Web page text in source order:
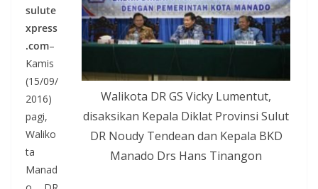
Walikota DR GS Vicky Lumentut,
disaksikan Kepala Diklat Provinsi Sulut
DR Noudy Tendean dan Kepala BKD
Manado Drs Hans Tinangon
sulute
xpress
.com–
Kamis
(15/09/
2016)
pagi,
Waliko
ta
Manad